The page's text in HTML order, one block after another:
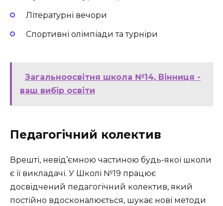
Літературні вечори
Спортивні олімпіади та турніри
Загальноосвітня школа №14, Вінниця -
ваш вибір освіти
Педагогічний колектив
Врешті, невід’ємною частиною будь-якої школи
є її викладачі. У Школі №19 працює
досвідчений педагогічний колектив, який
постійно вдосконалюється, шукає нові методи